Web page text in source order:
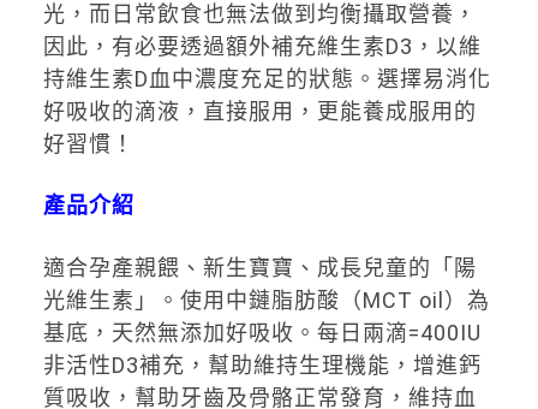
光，而日常飲食也無法做到均衡攝取營養，
因此，有必要透過額外補充維生素D3，以維
持維生素D血中濃度充足的狀態。選擇易消化
好吸收的滴液，直接服用，更能養成服用的
好習慣！
產品介紹
適合孕產親餵、新生寶寶、成長兒童的「陽
光維生素」。使用中鏈脂肪酸（MCT oil）為
基底，天然無添加好吸收。每日兩滴=400IU
非活性D3補充，幫助維持生理機能，增進鈣
質吸收，幫助牙齒及骨骼正常發育，維持血